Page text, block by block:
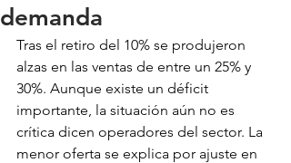
demanda
Tras el retiro del 10% se produjeron
alzas en las ventas de entre un 25% y
30%. Aunque existe un déficit
importante, la situación aún no es
crítica dicen operadores del sector. La
menor oferta se explica por ajuste en